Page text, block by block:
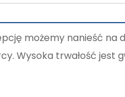
możemy nanieść na
Wysoka trwałość jest